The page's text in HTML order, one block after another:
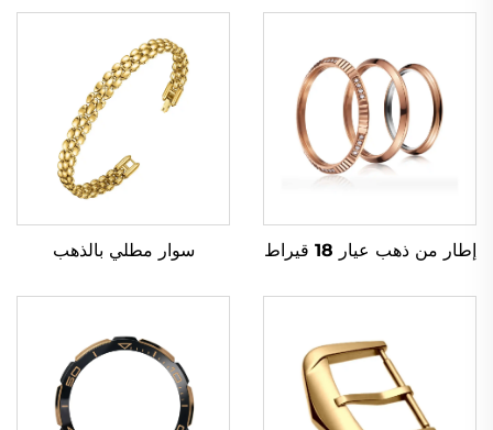
إطار من ذهب عيار 18 قيراط سوار مطلي بالذهب